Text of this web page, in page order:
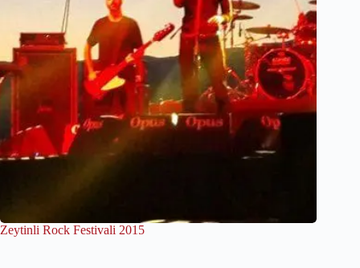
Zeytinli Rock Festivali 2015